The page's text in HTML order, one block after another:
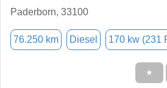
Paderborn, 33100
76.250 km Diesel 170 kw (231
★